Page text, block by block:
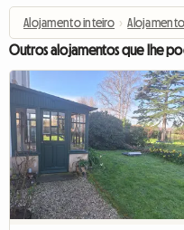
Alojamento inteiro ›
Outros alojamentos que lhe